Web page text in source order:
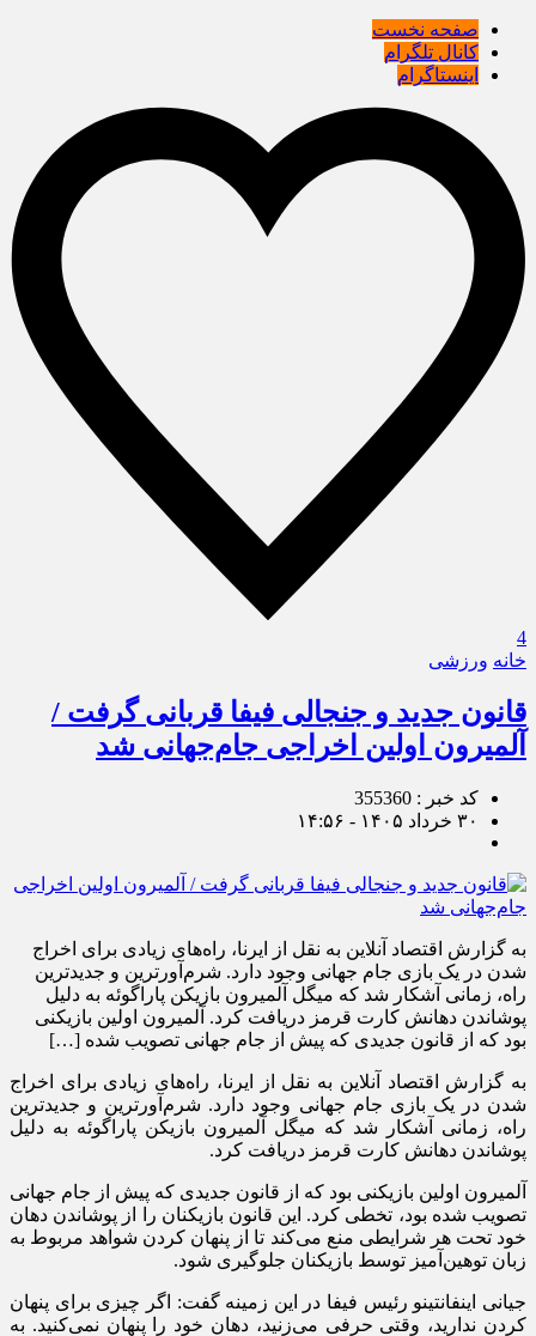
صفحه نخست
کانال تلگرام
اینستاگرام
4
خانه ورزشی
قانون جدید و جنجالی فیفا قربانی گرفت /
آلمیرون اولین اخراجی جام‌جهانی شد
کد خبر : 355360
۳۰ خرداد ۱۴۰۵ - ۱۴:۵۶
به گزارش اقتصاد آنلاین به نقل از ایرنا، راه‌های زیادی برای اخراج
شدن در یک بازی جام جهانی وجود دارد. شرم‌آورترین و جدیدترین
راه، زمانی آشکار شد که میگل آلمیرون بازیکن پاراگوئه به دلیل
پوشاندن دهانش کارت قرمز دریافت کرد. آلمیرون اولین بازیکنی
بود که از قانون جدیدی که پیش از جام جهانی تصویب شده […]
به گزارش اقتصاد آنلاین به نقل از ایرنا، راه‌های زیادی برای اخراج
شدن در یک بازی جام جهانی وجود دارد. شرم‌آورترین و جدیدترین
راه، زمانی آشکار شد که میگل آلمیرون بازیکن پاراگوئه به دلیل
پوشاندن دهانش کارت قرمز دریافت کرد.
آلمیرون اولین بازیکنی بود که از قانون جدیدی که پیش از جام جهانی
تصویب شده بود، تخطی کرد. این قانون بازیکنان را از پوشاندن دهان
خود تحت هر شرایطی منع می‌کند تا از پنهان کردن شواهد مربوط به
زبان توهین‌آمیز توسط بازیکنان جلوگیری شود.
جیانی اینفانتینو رئیس فیفا در این زمینه گفت: اگر چیزی برای پنهان
کردن ندارید، وقتی حرفی می‌زنید، دهان خود را پنهان نمی‌کنید. به